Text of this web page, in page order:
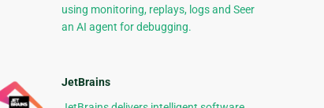
using monitoring, replays, logs and Seer
an AI agent for debugging.
JetBrains